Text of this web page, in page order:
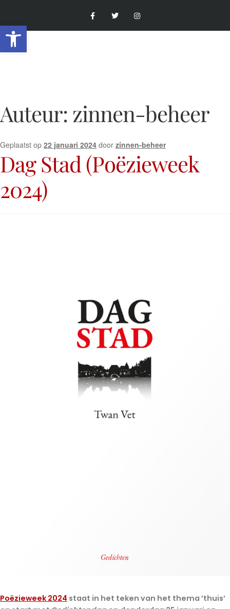
Auteur: zinnen-beheer
Geplaatst op 22 januari 2024 door zinnen-beheer
Dag Stad (Poëzieweek
2024)
Poëzieweek 2024 staat in het teken van het thema ’thuis’
Toolbar openen